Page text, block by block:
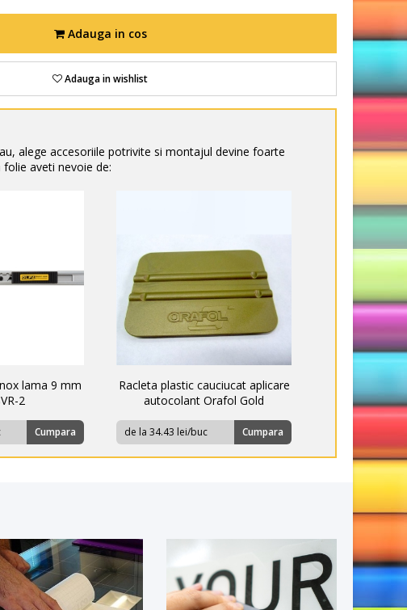
Adauga in cos
Adauga in wishlist
alege accesoriile potrivite si montajul devine foarte
aveti nevoie de:
lama 9 mm
2
Cumpara
Racleta plastic cauciucat aplicare
autocolant Orafol Gold
de la 34.43 lei/buc Cumpara